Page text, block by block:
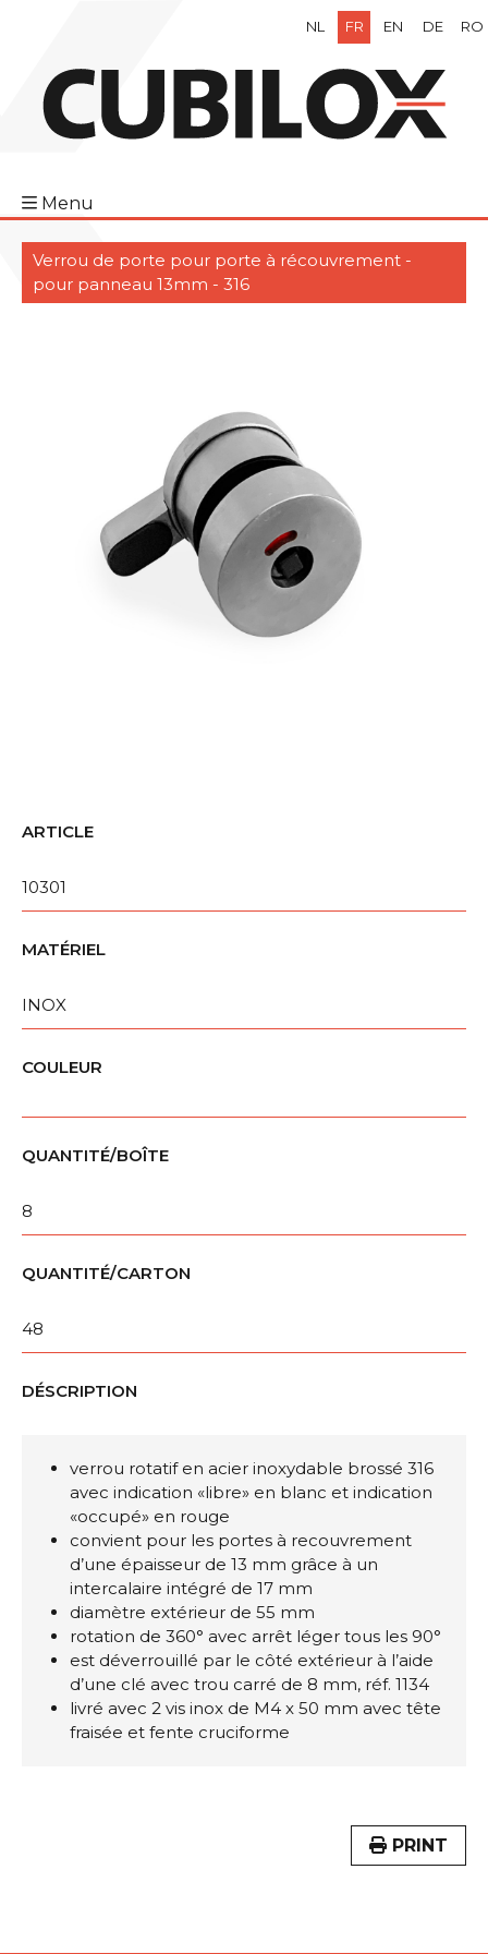
NL FR EN DE RO
Menu
Verrou de porte pour porte à récouvrement -
pour panneau 13mm - 316
ARTICLE
10301
MATÉRIEL
INOX
COULEUR
QUANTITÉ/BOÎTE
8
QUANTITÉ/CARTON
48
DÉSCRIPTION
verrou rotatif en acier inoxydable brossé 316
avec indication «libre» en blanc et indication
«occupé» en rouge
convient pour les portes à recouvrement
d’une épaisseur de 13 mm grâce à un
intercalaire intégré de 17 mm
diamètre extérieur de 55 mm
rotation de 360° avec arrêt léger tous les 90°
est déverrouillé par le côté extérieur à l’aide
d’une clé avec trou carré de 8 mm, réf. 1134
livré avec 2 vis inox de M4 x 50 mm avec tête
fraisée et fente cruciforme
PRINT